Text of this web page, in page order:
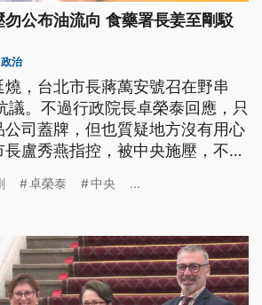
公布油流向 食藥署長姜至剛駁
政治
，台北市長蔣萬安號召在野串
議。不過行政院長卓榮泰回應，只
司蓋牌，但也質疑地方沒有用心
盧秀燕指控，被中央施壓，不要
卓榮泰 中央 ...